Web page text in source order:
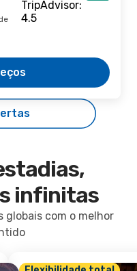
infinitas
globais com o melhor